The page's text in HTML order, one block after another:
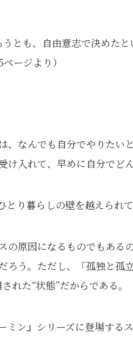
とも、自由意志で決めた
ージより）
、なんでも自分でやりたい
け入れて、早めに自分でど
り暮らしの壁を越えられ
の原因になるものでもあ
ろう。ただし、「孤独と
れた“状態”だからである。
ミン』シリーズに登場する